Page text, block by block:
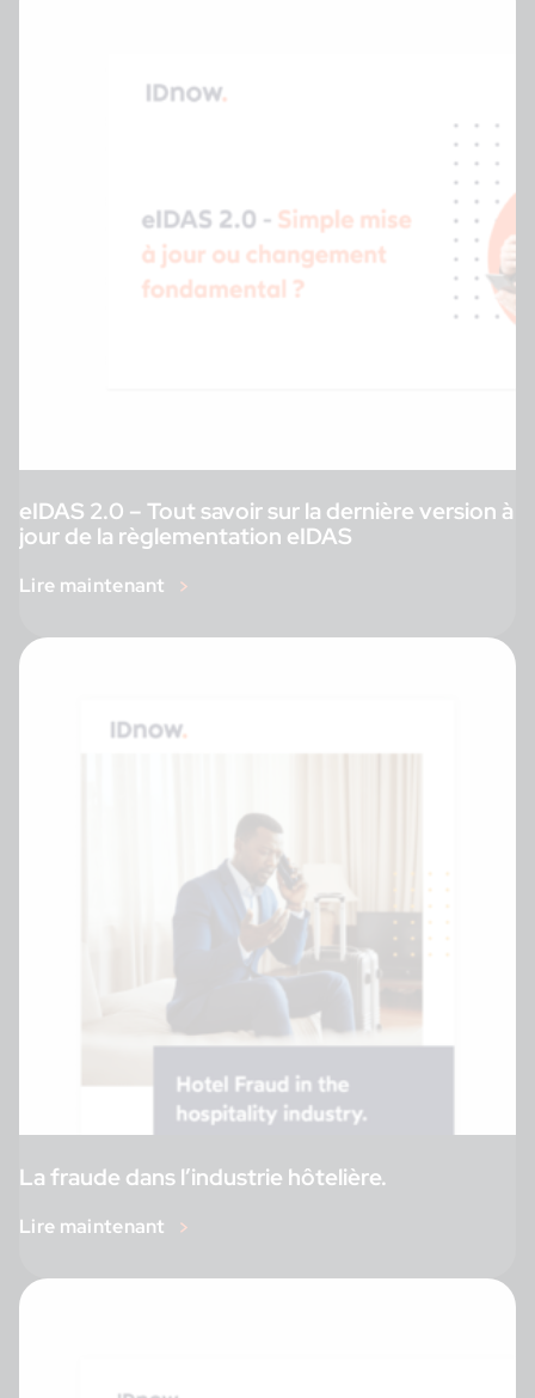
eIDAS 2.0 – Tout savoir sur la dernière version à
jour de la règlementation eIDAS
Lire maintenant
La fraude dans l’industrie hôtelière.
Lire maintenant